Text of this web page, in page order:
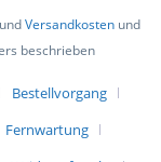
Versandkostenund
beschrieben
Bestellvorgang
Fernwartung